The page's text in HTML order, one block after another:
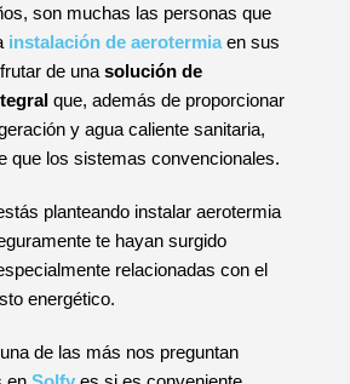
son muchas las personas que
instalación de aerotermiaen sus
de una solución de
que, además de proporcionar
y agua caliente sanitaria,
que los sistemas convencionales.
planteando instalar aerotermia
te hayan surgido
relacionadas con el
energético.
de las más nos preguntan